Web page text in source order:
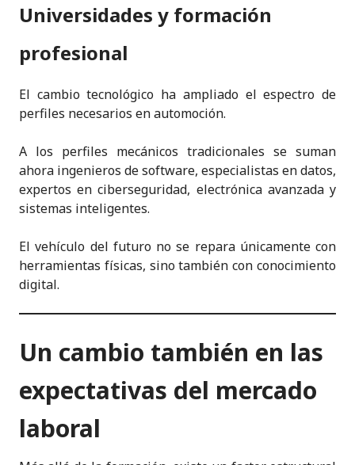
Universidades y formación
profesional
El cambio tecnológico ha ampliado el espectro de
perfiles necesarios en automoción.
A los perfiles mecánicos tradicionales se suman
ahora ingenieros de software, especialistas en datos,
expertos en ciberseguridad, electrónica avanzada y
sistemas inteligentes.
El vehículo del futuro no se repara únicamente con
herramientas físicas, sino también con conocimiento
digital.
Un cambio también en las
expectativas del mercado
laboral